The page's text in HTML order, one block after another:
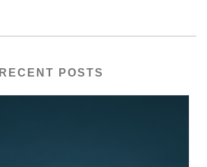
RECENT POSTS